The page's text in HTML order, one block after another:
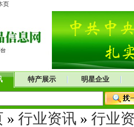
页
特产展示 明星企业
» 行业资讯 » 行业